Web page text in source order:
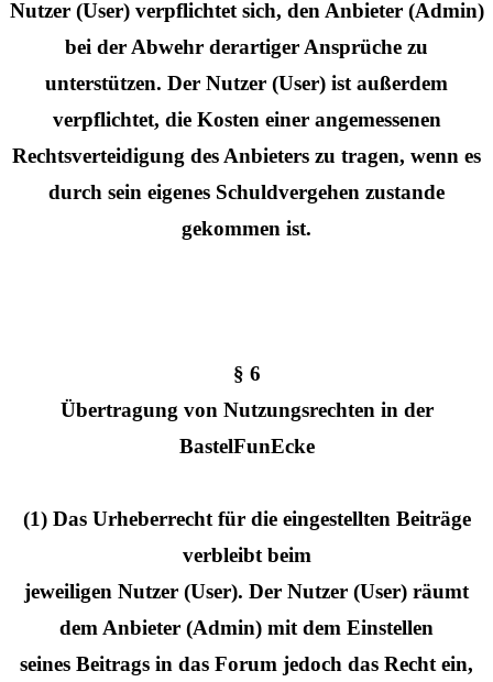
Nutzer (User) verpflichtet sich, den Anbieter (Admin)
bei der Abwehr derartiger Ansprüche zu
unterstützen. Der Nutzer (User) ist außerdem
verpflichtet, die Kosten einer angemessenen
Rechtsverteidigung des Anbieters zu tragen, wenn es
durch sein eigenes Schuldvergehen zustande
gekommen ist.
§ 6
Übertragung von Nutzungsrechten in der
BastelFunEcke
(1) Das Urheberrecht für die eingestellten Beiträge
verbleibt beim
jeweiligen Nutzer (User). Der Nutzer (User) räumt
dem Anbieter (Admin) mit dem Einstellen
seines Beitrags in das Forum jedoch das Recht ein,